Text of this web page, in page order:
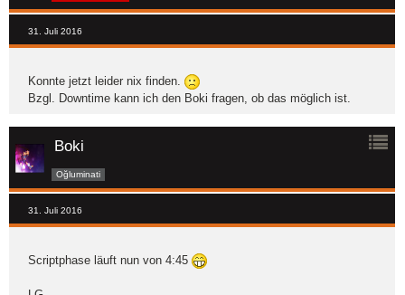
31. Juli 2016
Konnte jetzt leider nix finden.
Bzgl. Downtime kann ich den Boki fragen, ob das möglich ist.
Boki
Oğluminati
31. Juli 2016
Scriptphase läuft nun von 4:45